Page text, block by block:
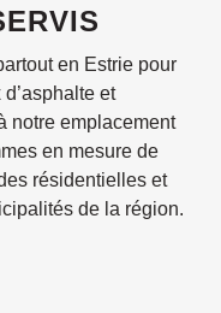
en Estrie pour
et
notre emplacement
en mesure de
résidentielles et
de la région.